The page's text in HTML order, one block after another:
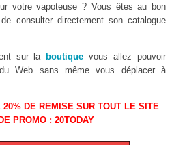
votre vapoteuse ? Vous êtes au bon
consulter directement son catalogue
sur la boutique vous allez pouvoir
Web sans même vous déplacer à
20% DE REMISE SUR TOUT LE SITE
PROMO : 20TODAY